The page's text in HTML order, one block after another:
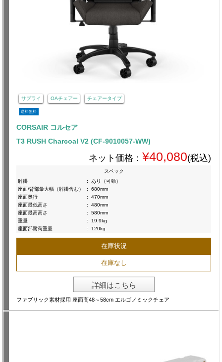
サプライ OAチェアー チェアータイプ
送料無料
CORSAIR コルセア
T3 RUSH Charcoal V2 (CF-9010057-WW)
ネット価格： ¥40,080(税込)
スペック
肘掛
:
あり（可動）
座面/背部最大幅（肘掛含む）
:
680mm
座面奥行
:
470mm
座面最低高さ
:
480mm
座面最高高さ
:
580mm
重量
:
19.9kg
座面部耐荷重量
: 120kg
在庫状況
在庫なし
詳細はこちら
ファブリック素材採用 座面高48～58cm エルゴノミックチェア